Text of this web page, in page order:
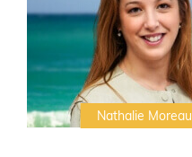
Nathalie Moreau